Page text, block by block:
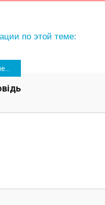
по этой теме: